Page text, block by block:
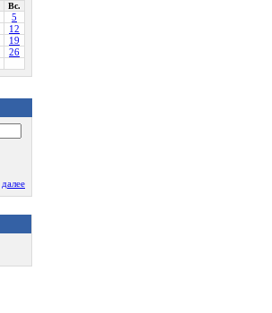
Вс.
5
12
19
26
далее